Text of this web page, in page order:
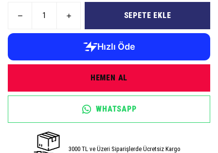
SEPETE EKLE
HEMEN AL
WHATSAPP
3000 TL ve Üzeri Siparişlerde Ücretsiz Kargo